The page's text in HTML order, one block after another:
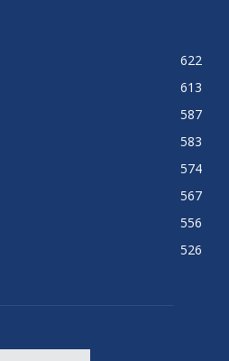
622
613
587
583
574
567
556
526